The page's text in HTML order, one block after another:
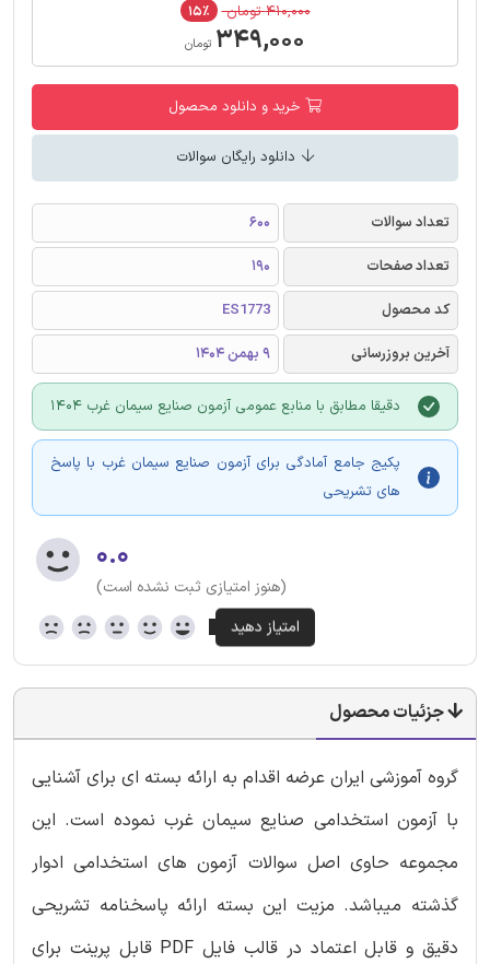
۴۱۰,۰۰۰ تومان ۱۵٪
۳۴۹,۰۰۰ تومان
خرید و دانلود محصول
دانلود رایگان سوالات
تعداد سوالات
600
تعداد صفحات
190
کد محصول
ES1773
آخرین بروزرسانی
9 بهمن 1404
دقیقا مطابق با منابع عمومی آزمون صنایع سیمان غرب 1404
پکیج جامع آمادگی برای آزمون صنایع سیمان غرب با پاسخ
های تشریحی
۰.۰
(هنوز امتیازی ثبت نشده است)
جزئیات محصول
گروه آموزشی ایران عرضه اقدام به ارائه بسته ای برای آشنایی
با آزمون استخدامی صنایع سیمان غرب نموده است. این
مجموعه حاوی اصل سوالات آزمون های استخدامی ادوار
گذشته میباشد. مزیت این بسته ارائه پاسخنامه تشریحی
دقیق و قابل اعتماد در قالب فایل PDF قابل پرینت برای